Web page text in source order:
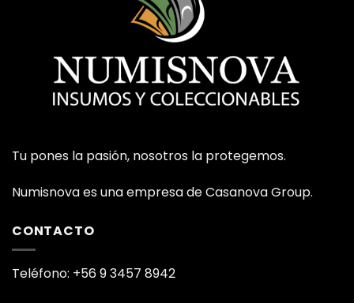
Tu pones la pasión, nosotros la protegemos.
Numisnova es una empresa de Casanova Group.
CONTACTO
Teléfono: +56 9 3457 8942